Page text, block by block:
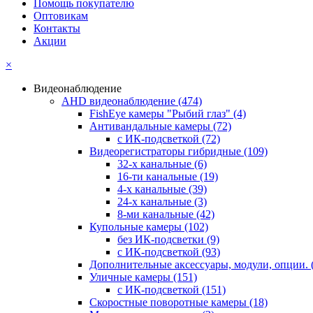
Помощь покупателю
Оптовикам
Контакты
Акции
×
Видеонаблюдение
AHD видеонаблюдение (474)
FishEye камеры "Рыбий глаз" (4)
Антивандальные камеры (72)
с ИК-подсветкой (72)
Видеорегистраторы гибридные (109)
32-х канальные (6)
16-ти канальные (19)
4-х канальные (39)
24-х канальные (3)
8-ми канальные (42)
Купольные камеры (102)
без ИК-подсветки (9)
с ИК-подсветкой (93)
Дополнительные аксессуары, модули, опции.
Уличные камеры (151)
с ИК-подсветкой (151)
Скоростные поворотные камеры (18)